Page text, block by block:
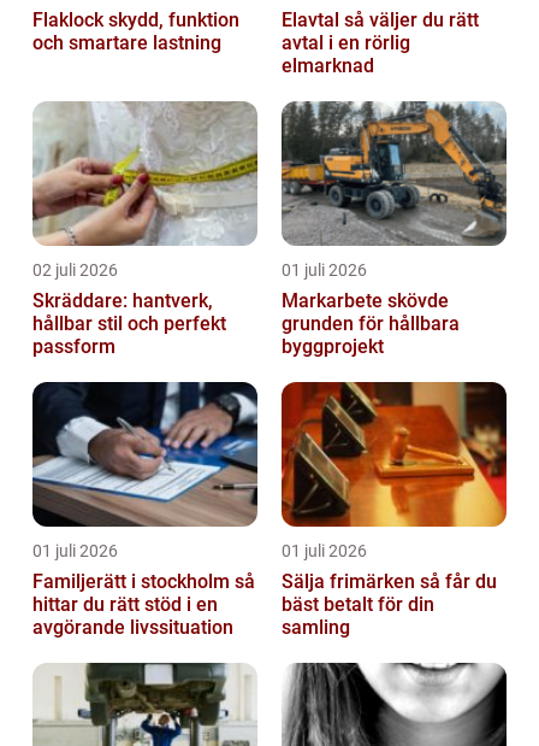
Flaklock skydd, funktion
och smartare lastning
Elavtal så väljer du rätt
avtal i en rörlig
elmarknad
02 juli 2026
Skräddare: hantverk,
hållbar stil och perfekt
passform
01 juli 2026
Markarbete skövde
grunden för hållbara
byggprojekt
01 juli 2026
Familjerätt i stockholm så
hittar du rätt stöd i en
avgörande livssituation
01 juli 2026
Sälja frimärken så får du
bäst betalt för din
samling